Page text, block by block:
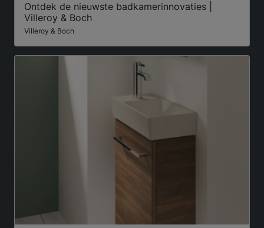
Ontdek de nieuwste badkamerinnovaties |
Villeroy & Boch
Villeroy & Boch